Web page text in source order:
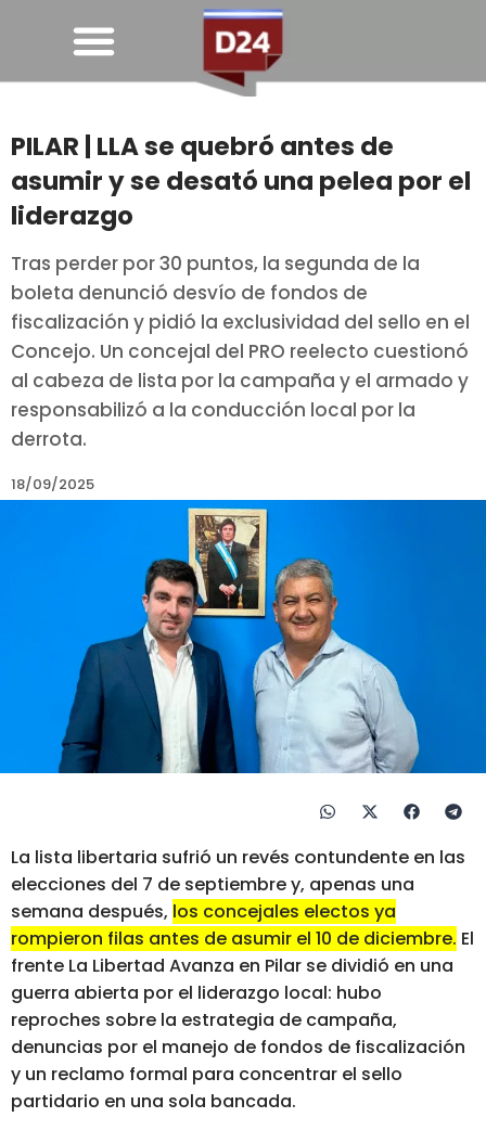
PILAR | LLA se quebró antes de
asumir y se desató una pelea por el
liderazgo
Tras perder por 30 puntos, la segunda de la
boleta denunció desvío de fondos de
fiscalización y pidió la exclusividad del sello en el
Concejo. Un concejal del PRO reelecto cuestionó
al cabeza de lista por la campaña y el armado y
responsabilizó a la conducción local por la
derrota.
18/09/2025
La lista libertaria sufrió un revés contundente en las
elecciones del 7 de septiembre y, apenas una
semana después, los concejales electos ya
rompieron filas antes de asumir el 10 de diciembre. El
frente La Libertad Avanza en Pilar se dividió en una
guerra abierta por el liderazgo local: hubo
reproches sobre la estrategia de campaña,
denuncias por el manejo de fondos de fiscalización
y un reclamo formal para concentrar el sello
partidario en una sola bancada.